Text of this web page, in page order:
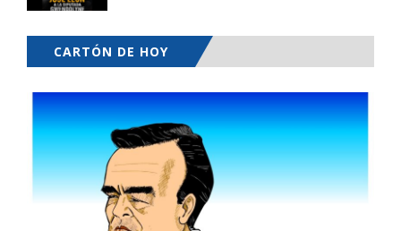
CARTÓN DE HOY